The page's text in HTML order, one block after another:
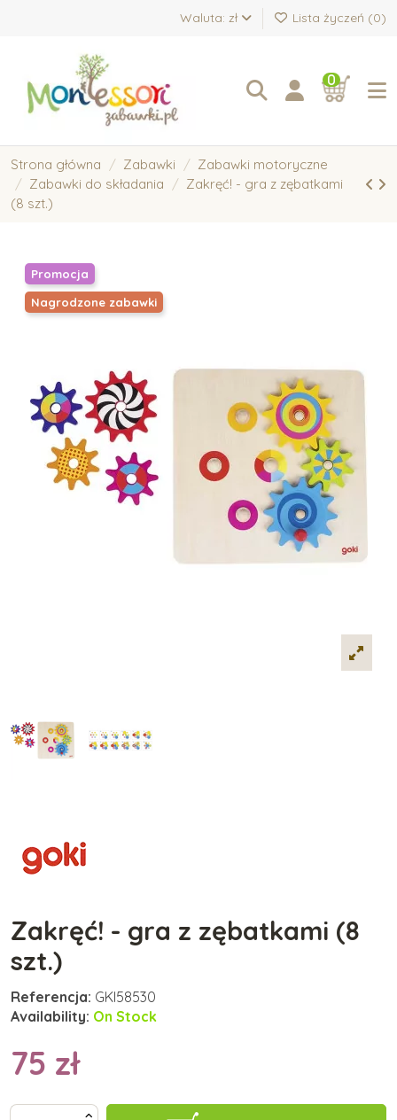
Waluta: zł Lista życzeń (0)
0
Strona główna Zabawki
Zabawki motoryczne
Zabawki do składania
Zakręć! - gra z zębatkami
(8 szt.)
Promocja
Nagrodzone zabawki
Zakręć! - gra z zębatkami (8
szt.)
Referencja: GKI58530
Availability: On Stock
75 zł